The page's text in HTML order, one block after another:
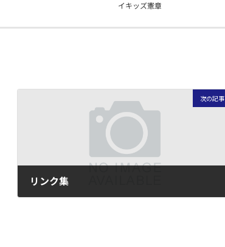
イキッズ憲章
次の記事
リンク集